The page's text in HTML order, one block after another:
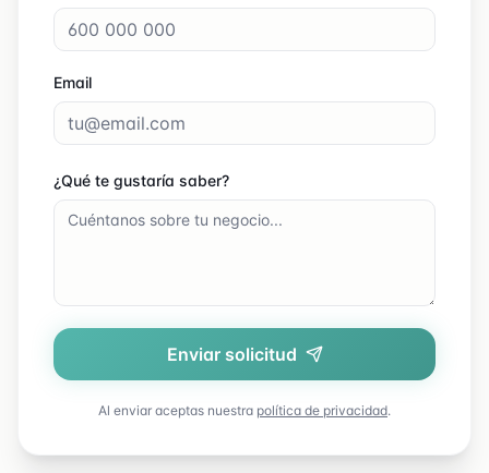
Email
¿Qué te gustaría saber?
Enviar solicitud
Al enviar aceptas nuestra política de privacidad.